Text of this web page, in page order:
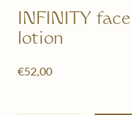
INFINITY
lotion
€52,00